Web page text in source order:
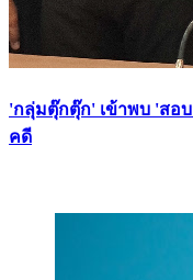
'กลุ่มตุ๊กตุ๊ก' เข้าพบ 'สอ
คดี